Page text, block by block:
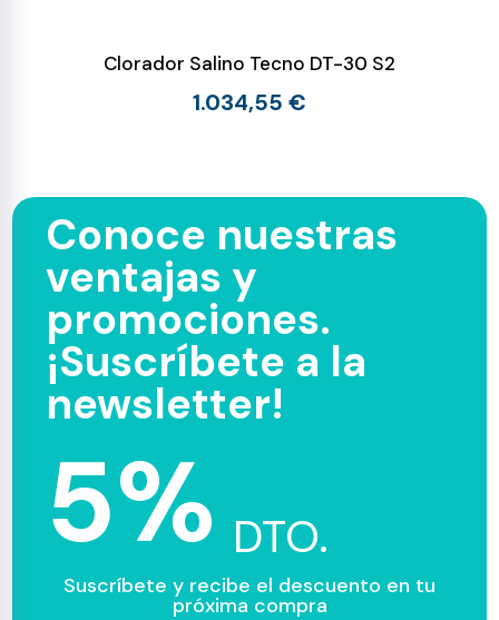
Clorador Salino Tecno DT-30 S2
1.034,55 €
Conoce nuestras
ventajas y
promociones.
¡Suscríbete a la
newsletter!
5% DTO.
Suscríbete y recibe el descuento en tu
próxima compra